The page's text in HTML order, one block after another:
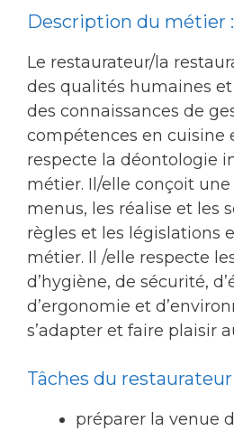
Description du métier :
Le restaurateur/la
des qualités humaines
des connaissances de
compétences en cuisine
respecte la déontologie
métier. Il/elle conçoit
menus, les réalise et les
règles et les législations
métier. Il /elle respecte
d’hygiène, de sécurité,
d’ergonomie et
s’adapter et faire plaisir
Tâches du restaurateur
préparer la venue